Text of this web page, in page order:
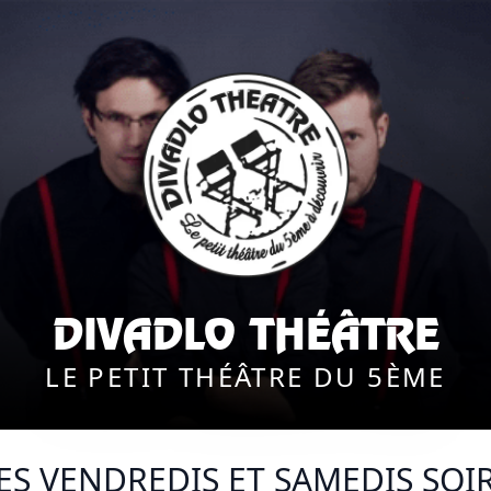
DIVADLO THÉÂTRE
LE PETIT THÉÂTRE DU 5ÈME
VENDREDIS ET SAMEDIS